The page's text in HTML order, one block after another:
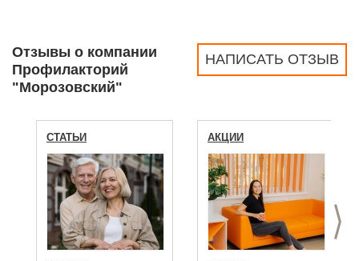
НАПИСАТЬ ОТЗЫВ
Отзывы о компании
Профилакторий
"Морозовский"
>
СТАТЬИ АКЦИИ